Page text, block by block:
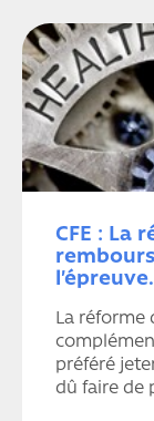
CFE : La
l’épreuve.
La réforme
préféré
dû faire de